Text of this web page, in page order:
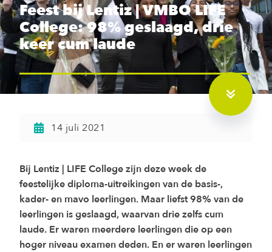
Feest bij Lentiz | VMBO LIFE
College: 98% geslaagd, drie
keer cum laude
14 juli 2021
Bij Lentiz | LIFE College zijn deze week de
feestelijke diploma-uitreikingen van de basis-,
kader- en mavo leerlingen. Maar liefst 98% van de
leerlingen is geslaagd, waarvan drie zelfs cum
laude. Er waren meerdere leerlingen die op een
hoger niveau examen deden. En er waren leerlingen